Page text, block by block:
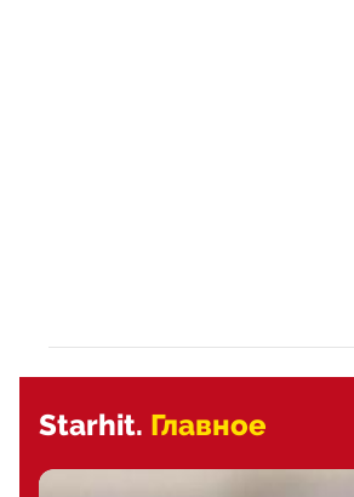
Starhit. Главное